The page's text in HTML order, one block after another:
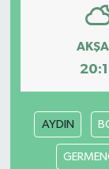
AYDIN